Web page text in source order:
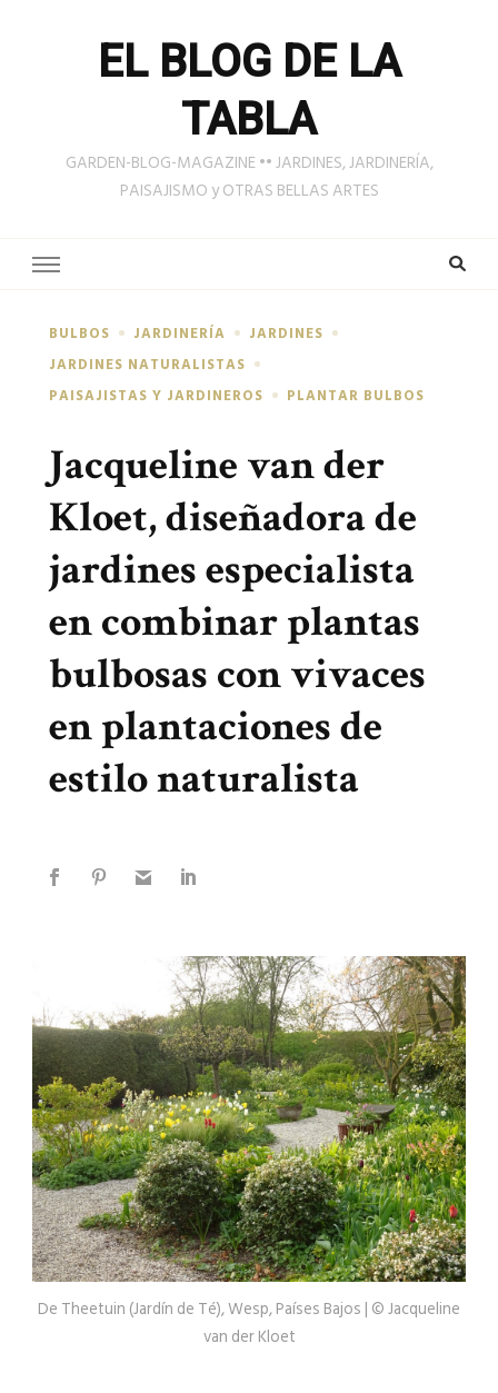
EL BLOG DE LA
TABLA
GARDEN-BLOG-MAGAZINE •• JARDINES, JARDINERÍA,
PAISAJISMO y OTRAS BELLAS ARTES
BULBOS JARDINERÍA
JARDINES
JARDINES NATURALISTAS
PAISAJISTAS Y JARDINEROS
PLANTAR BULBOS
Jacqueline van der
Kloet, diseñadora de
jardines especialista
en combinar plantas
bulbosas con vivaces
en plantaciones de
estilo naturalista
De Theetuin (Jardín de Té), Wesp, Países Bajos | © Jacqueline
van der Kloet